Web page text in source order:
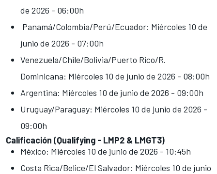
de 2026 - 06:00h
Panamá/Colombia/Perú/Ecuador: Miércoles 10 de
junio de 2026 - 07:00h
Venezuela/Chile/Bolivia/Puerto Rico/R.
Dominicana: Miércoles 10 de junio de 2026 - 08:00h
Argentina: Miércoles 10 de junio de 2026 - 09:00h
Uruguay/Paraguay: Miércoles 10 de junio de 2026 -
09:00h
Calificación (Qualifying - LMP2 & LMGT3)
México: Miércoles 10 de junio de 2026 - 10:45h
Costa Rica/Belice/El Salvador: Miércoles 10 de junio